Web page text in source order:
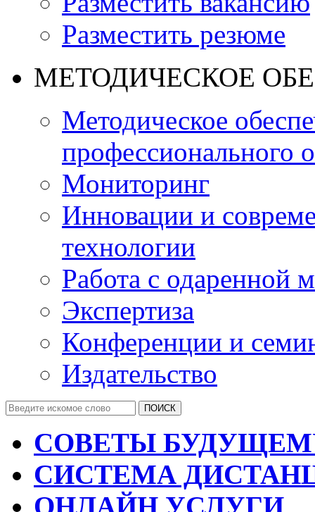
Разместить резюме
МЕТОДИЧЕСКОЕ
Методическое
профессионального
Мониторинг
Инновации и
технологии
Работа с одаренной
Экспертиза
Конференции и
Издательство
СОВЕТЫ
СИСТЕМА